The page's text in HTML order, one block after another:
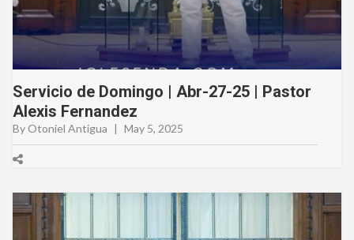
Servicio de Domingo | Abr-27-25 | Pastor
Alexis Fernandez
By Otoniel Antigua | May 5, 2025